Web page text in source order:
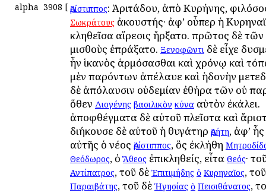
alpha 3908 [ Ἀρίστιππος: Ἀριτάδου, ἀπὸ Κυρήνης,
Σωκράτους ἀκουστής· ἀφ’ οὗπερ ἡ
κληθεῖσα αἵρεσις ἤρξατο. πρῶτος δὲ τῶν
μισθοὺς ἐπράξατο. Ξενοφῶντι δὲ εἶχε
ἦν ἱκανὸς ἁρμόσασθαι καὶ χρόνῳ καὶ
μὲν παρόντων ἀπέλαυε καὶ ἡδονὴν
δὲ ἀπόλαυσιν οὐδεμίαν ἐθήρα τῶν οὐ
ὅθεν Διογένης βασιλικὸν κύνα αὐτὸν ἐκάλει.
ἀποφθέγματα δὲ αὐτοῦ πλεῖστα καὶ
διήκουσε δὲ αὐτοῦ ἡ θυγάτηρ Ἀρήτη, ἀφ’
αὐτῆς ὁ νέος Ἀρίστιππος, ὃς ἐκλήθη
Θεόδωρος, ὁἌθεος ἐπικληθείς, εἶτα Θεός·
Αντίπατρος, τοῦ δὲ Ἐπιτιμήδης ὁ Κυρηναῖος,
Παραιβάτης, τοῦ δὲ Ἡγησίας ὁ Πεισιθάνατος,